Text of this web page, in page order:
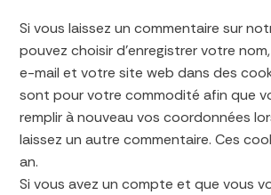
Si vous laissez un commentaire sur
pouvez choisir d’enregistrer votre
e-mail et votre site web dans des
sont pour votre commodité afin que
remplir à nouveau vos coordonnées
laissez un autre commentaire. Ces
an.
Si vous avez un compte et que vous